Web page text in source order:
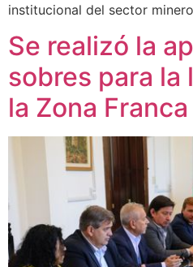
institucional del sector
Se realizó la
sobres para la
la Zona